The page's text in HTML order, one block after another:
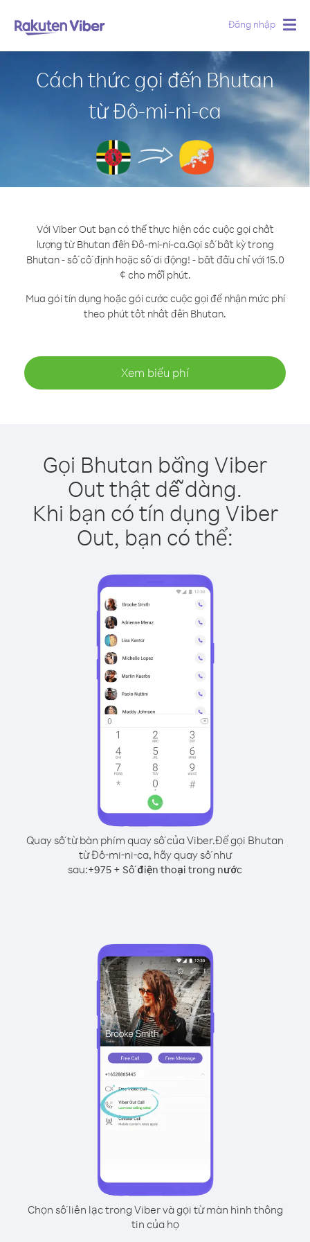
Đăng nhập
Cách thức gọi đến Bhutan
từ Đô-mi-ni-ca
Với Viber Out bạn có thể thực hiện các cuộc gọi chất
lượng từ Bhutan đến Đô-mi-ni-ca.Gọi số bất kỳ trong
Bhutan - số cố định hoặc số di động! - bắt đầu chỉ với 15.0
¢ cho mỗi phút.
Mua gói tín dụng hoặc gói cước cuộc gọi để nhận mức phí
theo phút tốt nhất đến Bhutan.
Xem biểu phí
Gọi Bhutan bằng Viber
Out thật dễ dàng.
Khi bạn có tín dụng Viber
Out, bạn có thể:
Quay số từ bàn phím quay số của Viber.Để gọi Bhutan
từ Đô-mi-ni-ca, hãy quay số như
sau:+975 + Số điện thoại trong nước
Chọn số liên lạc trong Viber và gọi từ màn hình thông
tin của họ